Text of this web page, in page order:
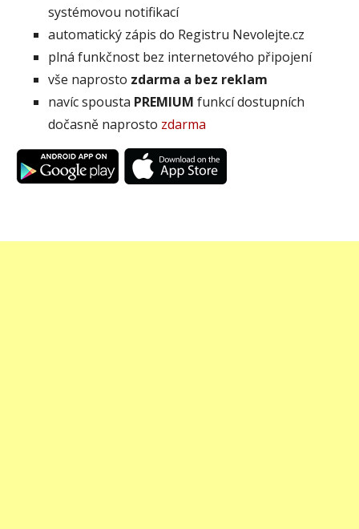
systémovou notifikací
automatický zápis do Registru Nevolejte.cz
plná funkčnost bez internetového připojení
vše naprosto zdarma a bez reklam
navíc spousta PREMIUM funkcí dostupních
dočasně naprosto zdarma